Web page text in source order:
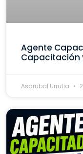
Agente
Capacitación
Asdrubal Urrutia